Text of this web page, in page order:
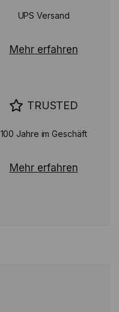
UPS Versand
Mehr erfahren
TRUSTED
100 Jahre im Geschäft
Mehr erfahren